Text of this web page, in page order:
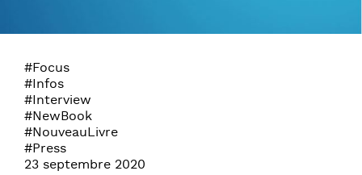
#Focus
#Infos
#Interview
#NewBook
#NouveauLivre
#Press
23 septembre 2020